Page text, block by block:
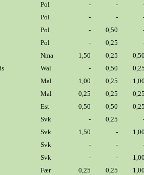
Pol - -
Pol - -
Pol - 0,50
Pol - 0,25
Nma 1,50 0,25
Wal - 0,50
Mal 1,00 0,25
Mal 0,25 0,25
Est 0,50 0,50
Svk - 0,25
Svk 1,50 -
Svk - -
Svk - -
Fær 0,25 0,25